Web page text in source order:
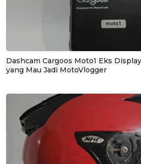
Dashcam Cargoos Moto1 Eks
yang Mau Jadi MotoVlogger